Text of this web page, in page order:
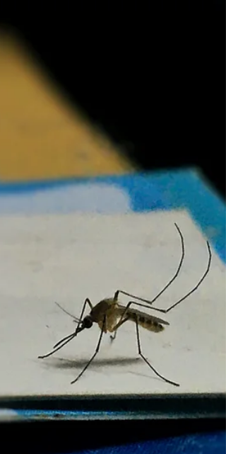
Você faz o uso de OMEPRAZOL ou
qualquer outro "prazol"? Ele
geralmente é indicado para tratar a dor
de estômago causada por condições